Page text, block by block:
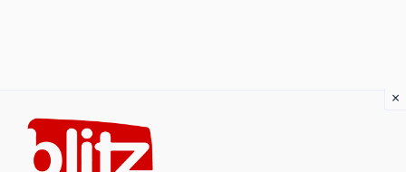
content
×